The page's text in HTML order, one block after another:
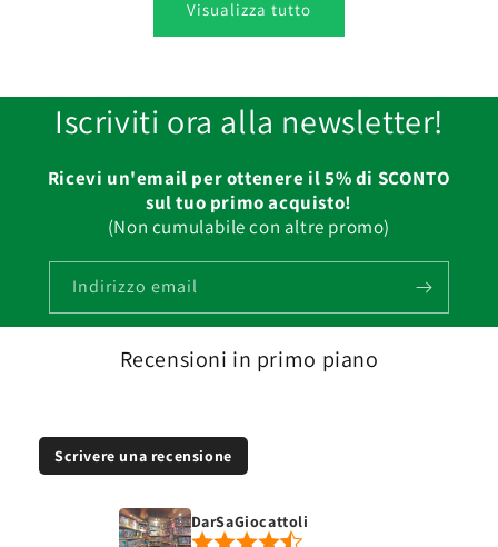
Visualizza tutto
Iscriviti ora alla newsletter!
Ricevi un'email per ottenere il 5% di SCONTO
sul tuo primo acquisto!
(Non cumulabile con altre promo)
Indirizzo email
Recensioni in primo piano
Scrivere una recensione
DarSaGiocattoli